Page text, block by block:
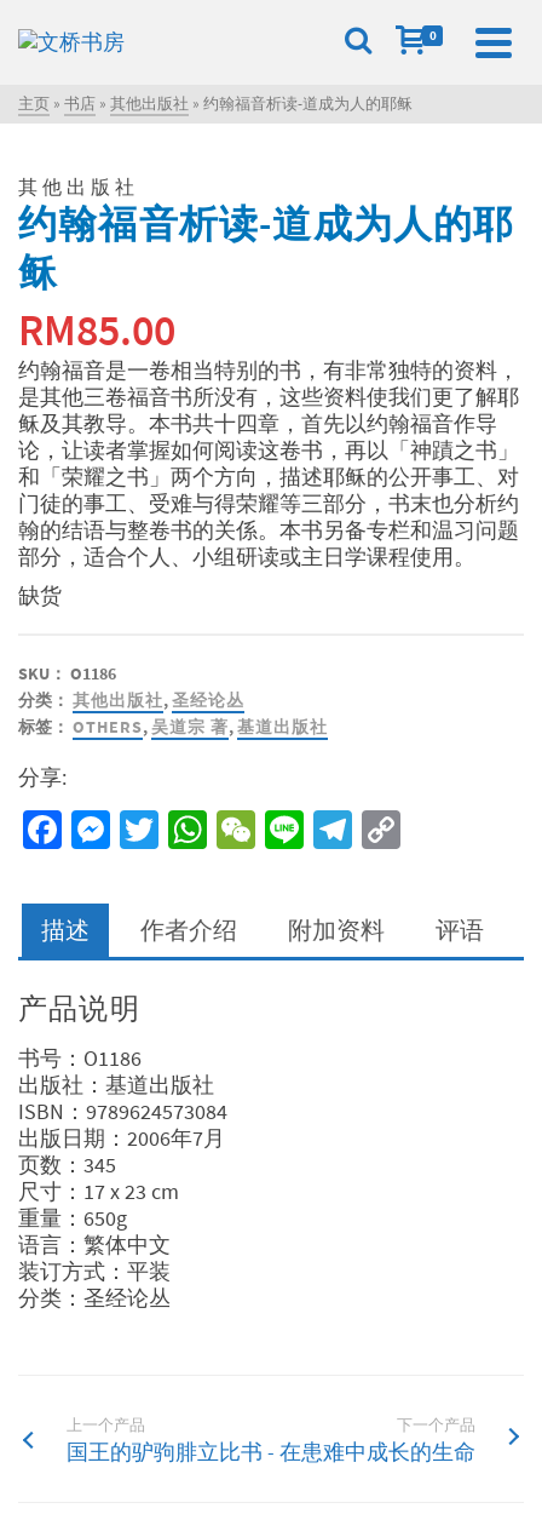
0
主页 » 书店 » 其他出版社 » 约翰福音析读-道成为人的耶稣
其他出版社
约翰福音析读-道成为人的耶
稣
RM85.00
约翰福音是一卷相当特别的书，有非常独特的资料，
是其他三卷福音书所没有，这些资料使我们更了解耶
稣及其教导。本书共十四章，首先以约翰福音作导
论，让读者掌握如何阅读这卷书，再以「神蹟之书」
和「荣耀之书」两个方向，描述耶稣的公开事工、对
门徒的事工、受难与得荣耀等三部分，书末也分析约
翰的结语与整卷书的关係。本书另备专栏和温习问题
部分，适合个人、小组研读或主日学课程使用。
缺货
SKU： O1186
分类： 其他出版社,圣经论丛
标签： OTHERS,吴道宗 著,基道出版社
分享:
Facebook
Messenger
Twitter
WhatsApp
WeChat
LineTelegram
描述 作者介绍 附加资料 评语
产品说明
书号：O1186
出版社：基道出版社
ISBN：9789624573084
出版日期：2006年7月
页数：345
尺寸：17 x 23 cm
重量：650g
语言：繁体中文
装订方式：平装
分类：圣经论丛
上一个产品
国王的驴驹
下一个产品
腓立比书 - 在患难中成长的生命